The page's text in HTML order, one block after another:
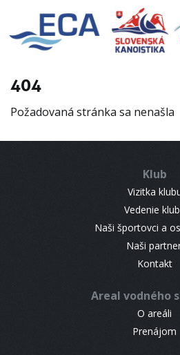
404
Požadovaná stránka sa nenašla
Klub
Vizitka
Vedenie
Naši športovci a
Naši
Kontakt
Areal vodného
O areáli
Prenájom
EURO
INFO
RESULTS